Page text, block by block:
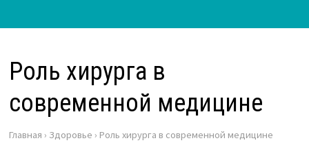
Роль хирурга в
современной медицине
Главная › Здоровье › Роль хирурга в современной медицине